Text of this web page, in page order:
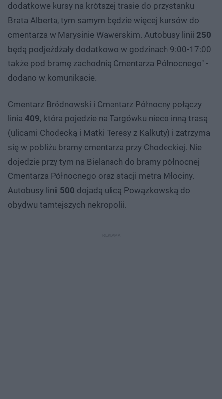
dodatkowe kursy na krótszej trasie do przystanku
Brata Alberta, tym samym będzie więcej kursów do
cmentarza w Marysinie Wawerskim. Autobusy linii 250
będą podjeżdżały dodatkowo w godzinach 9:00-17:00
także pod bramę zachodnią Cmentarza Północnego" -
dodano w komunikacie.
Cmentarz Bródnowski i Cmentarz Północny połączy
linia 409, która pojedzie na Targówku nieco inną trasą
(ulicami Chodecką i Matki Teresy z Kalkuty) i zatrzyma
się w pobliżu bramy cmentarza przy Chodeckiej. Nie
dojedzie przy tym na Bielanach do bramy północnej
Cmentarza Północnego oraz stacji metra Młociny.
Autobusy linii 500 dojadą ulicą Powązkowską do
obydwu tamtejszych nekropolii.